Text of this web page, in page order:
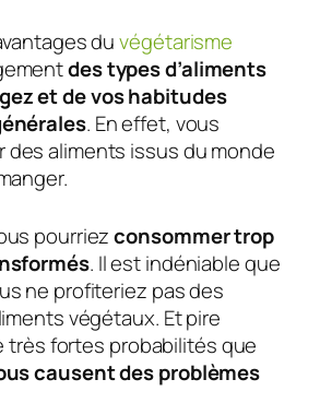
duvégétarisme
des types d’aliments
et de vos habitudes
. En effet, vous
des aliments issus du monde
pourriezconsommer trop
. Il est indéniable que
ne profiteriez pas des
végétaux. Et pire
très fortes probabilités que
causent des problèmes